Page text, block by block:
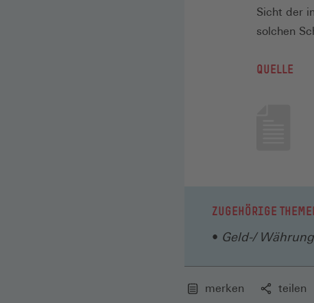
Sicht der
solchen
QUELLE
ZUGEHÖRIGE
Geld-/
merken teilen